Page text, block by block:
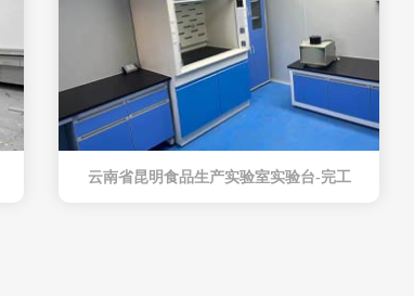
云南省昆明食品生产实验室实验台-完工